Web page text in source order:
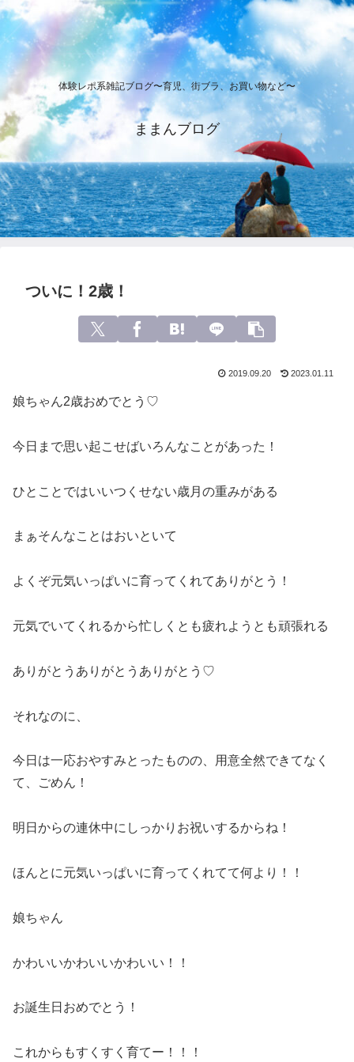
体験レポ系雑記ブログ〜育児、街ブラ、お買い物など〜
ままんブログ
ついに！2歳！
2019.09.20 2023.01.11
娘ちゃん2歳おめでとう♡
今日まで思い起こせばいろんなことがあった！
ひとことではいいつくせない歳月の重みがある
まぁそんなことはおいといて
よくぞ元気いっぱいに育ってくれてありがとう！
元気でいてくれるから忙しくとも疲れようとも頑張れる
ありがとうありがとうありがとう♡
それなのに、
今日は一応おやすみとったものの、用意全然できてなく
て、ごめん！
明日からの連休中にしっかりお祝いするからね！
ほんとに元気いっぱいに育ってくれてて何より！！
娘ちゃん
かわいいかわいいかわいい！！
お誕生日おめでとう！
これからもすくすく育てー！！！